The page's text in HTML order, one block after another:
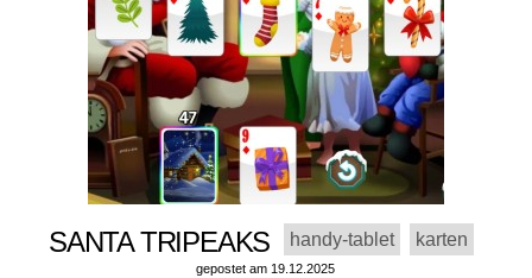
SANTA TRIPEAKS handy-tablet karten
gepostet am 19.12.2025